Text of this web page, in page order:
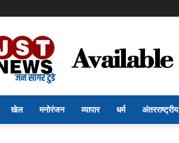
खेल मनोरंजन व्यापार धर्म अंतरराष्ट्रीय